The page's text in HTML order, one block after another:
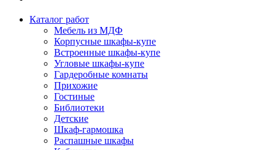
Каталог работ
Мебель из МДФ
Корпусные шкафы-купе
Встроенные шкафы-купе
Угловые шкафы-купе
Гардеробные комнаты
Прихожие
Гостиные
Библиотеки
Детские
Шкаф-гармошка
Распашные шкафы